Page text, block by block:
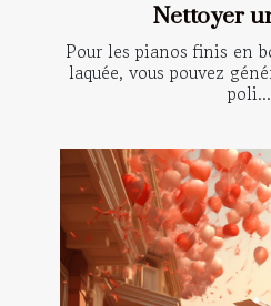
Nettoyer
Pour les pianos finis en
laquée, vous pouvez
poli...